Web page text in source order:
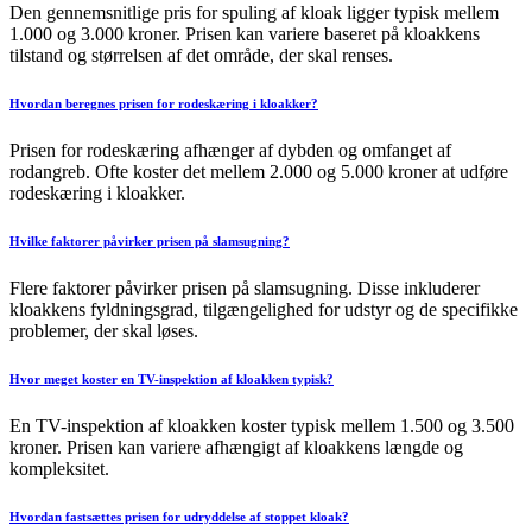
Den gennemsnitlige pris for spuling af kloak ligger typisk mellem
1.000 og 3.000 kroner. Prisen kan variere baseret på kloakkens
tilstand og størrelsen af det område, der skal renses.
Hvordan beregnes prisen for rodeskæring i kloakker?
Prisen for rodeskæring afhænger af dybden og omfanget af
rodangreb. Ofte koster det mellem 2.000 og 5.000 kroner at udføre
rodeskæring i kloakker.
Hvilke faktorer påvirker prisen på slamsugning?
Flere faktorer påvirker prisen på slamsugning. Disse inkluderer
kloakkens fyldningsgrad, tilgængelighed for udstyr og de specifikke
problemer, der skal løses.
Hvor meget koster en TV-inspektion af kloakken typisk?
En TV-inspektion af kloakken koster typisk mellem 1.500 og 3.500
kroner. Prisen kan variere afhængigt af kloakkens længde og
kompleksitet.
Hvordan fastsættes prisen for udryddelse af stoppet kloak?